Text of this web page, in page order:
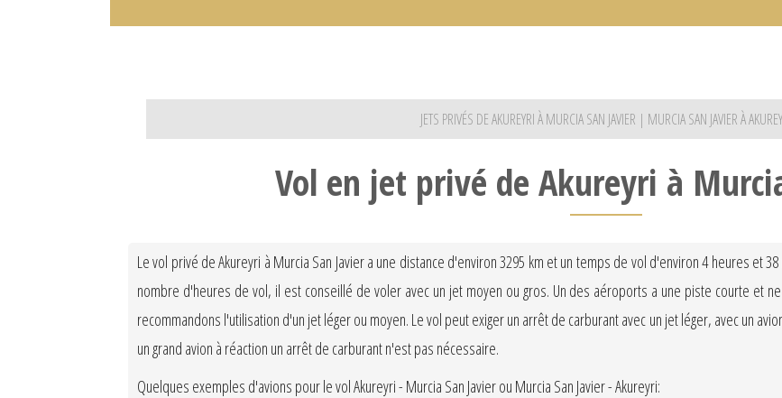
JETS PRIVÉS DE AKUREYRI À MURCIA SAN JAVIER | MURCIA SAN JAVIER À
Vol en jet privé de Akureyri à
Le vol privé de Akureyri à Murcia San Javier a une distance d'environ 3295 km et un temps de vol d'environ 4 heures et
nombre d'heures de vol, il est conseillé de voler avec un jet moyen ou gros. Un des aéroports a une piste courte et
recommandons l'utilisation d'un jet léger ou moyen. Le vol peut exiger un arrêt de carburant avec un jet léger, avec un
un grand avion à réaction un arrêt de carburant n'est pas nécessaire.
Quelques exemples d'avions pour le vol Akureyri - Murcia San Javier ou Murcia San Javier - Akureyri: